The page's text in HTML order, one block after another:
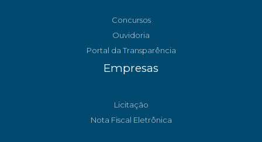
Concursos
Ouvidoria
Portal da Transparência
Empresas
Licitação
Nota Fiscal Eletrônica